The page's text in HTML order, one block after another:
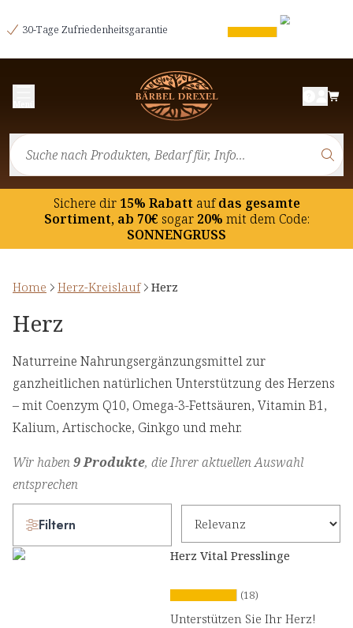
30-Tage Zufriedenheitsgarantie
Sichere dir15% Rabatt aufdas gesamte
Sortiment, ab 70€ sogar20% mit dem Code:
SONNENGRUSS
Home Herz-Kreislauf Herz
Herz
Naturreine Nahrungsergänzungsmittel zur
ganzheitlichen natürlichen Unterstützung des Herzens
– mit Coenzym Q10, Omega-3-Fettsäuren, Vitamin B1,
Kalium, Artischocke, Ginkgo und mehr.
Wir haben9 Produkte, die Ihrer aktuellen Auswahl
entsprechen
Filtern
Herz Vital Presslinge
(18)
Unterstützen Sie Ihr Herz!